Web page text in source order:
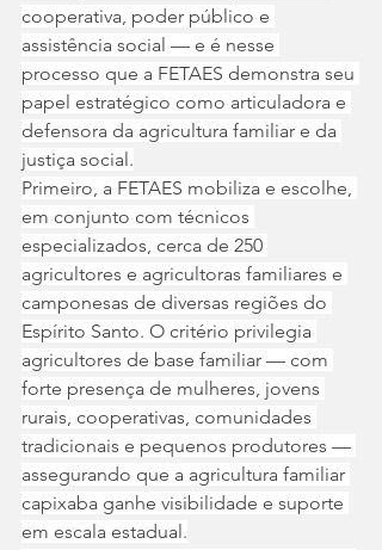
cooperativa, poder público e
assistência social — e é nesse
processo que a FETAES demonstra seu
papel estratégico como articuladora e
defensora da agricultura familiar e da
justiça social.
Primeiro, a FETAES mobiliza e escolhe,
em conjunto com técnicos
especializados, cerca de 250
agricultores e agricultoras familiares e
camponesas de diversas regiões do
Espírito Santo. O critério privilegia
agricultores de base familiar — com
forte presença de mulheres, jovens
rurais, cooperativas, comunidades
tradicionais e pequenos produtores —
assegurando que a agricultura familiar
capixaba ganhe visibilidade e suporte
em escala estadual.